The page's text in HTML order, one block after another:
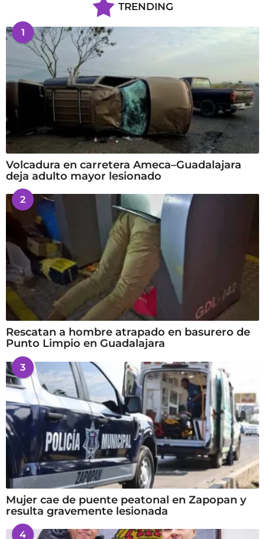
TRENDING
1
Volcadura en carretera Ameca–Guadalajara
deja adulto mayor lesionado
2
Rescatan a hombre atrapado en basurero de
Punto Limpio en Guadalajara
3
Mujer cae de puente peatonal en Zapopan y
resulta gravemente lesionada
4